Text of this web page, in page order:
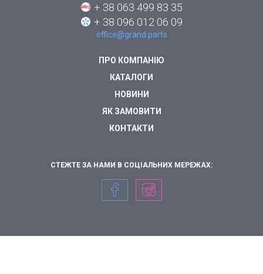
ПРО КОМПАНІЮ
КАТАЛОГИ
НОВИНИ
ЯК ЗАМОВИТИ
КОНТАКТИ
+ 38 063 499 83 35
+ 38 096 012 06 09
office@grand.parts
СТЕЖТЕ ЗА НАМИ В СОЦІАЛЬНИХ МЕРЕЖАХ: